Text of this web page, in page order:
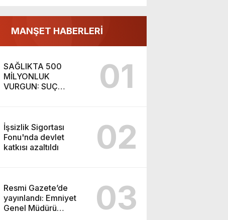
MANŞET HABERLERİ
SAĞLIKTA 500
MİLYONLUK
VURGUN: SUÇ
01
İşsizlik Sigortası
Fonu'nda devlet
katkısı azaltıldı
02
Resmi Gazete’de
yayınlandı: Emniyet
Genel Müdürü
03